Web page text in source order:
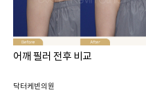
어깨 필러 전후 비교
닥터케빈의원